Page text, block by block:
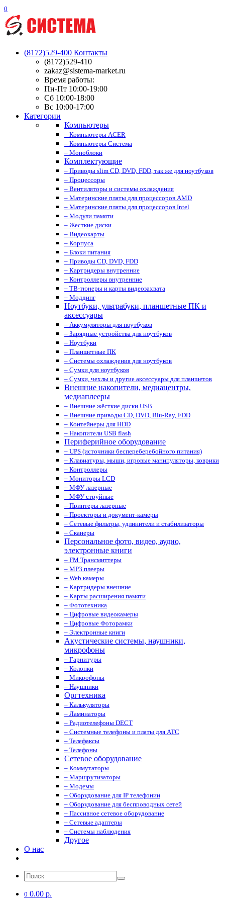
0
(8172)529-400 Контакты
(8172)529-410
zakaz@sistema-market.ru
Время работы:
Пн-Пт 10:00-19:00
Сб 10:00-18:00
Вс 10:00-17:00
Категории
Компьютеры
– Компьютеры ACER
– Компьютеры Система
– Моноблоки
Комплектующие
– Приводы slim CD, DVD, FDD, так же для ноутбуков
– Процессоры
– Вентиляторы и системы охлаждения
– Материнские платы для процессоров AMD
– Материнские платы для процессоров Intel
– Модули памяти
– Жесткие диски
– Видеокарты
– Корпуса
– Блоки питания
– Приводы CD, DVD, FDD
– Картридеры внутренние
– Контроллеры внутренние
– ТВ-тюнеры и карты видеозахвата
– Моддинг
Ноутбуки, ультрабуки, планшетные ПК и
аксессуары
– Аккумуляторы для ноутбуков
– Зарядные устройства для ноутбуков
– Ноутбуки
– Планшетные ПК
– Системы охлаждения для ноутбуков
– Сумки для ноутбуков
– Сумки, чехлы и другие аксессуары для планшетов
Внешние накопители, медиацентры,
медиаплееры
– Внешние жёсткие диски USB
– Внешние приводы CD, DVD, Blu-Ray, FDD
– Контейнеры для HDD
– Накопители USB flash
Периферийное оборудование
– UPS (источники беспереберебойного питания)
– Клавиатуры, мыши, игровые манипуляторы, коврики
– Контроллеры
– Мониторы LCD
– МФУ лазерные
– МФУ струйные
– Принтеры лазерные
– Проекторы и документ-камеры
– Сетевые фильтры, удлинители и стабилизаторы
– Сканеры
Персональное фото, видео, аудио,
электронные книги
– FM Трансмиттеры
– MP3 плееры
– Web камеры
– Картридеры внешние
– Карты расширения памяти
– Фототехника
– Цифровые видеокамеры
– Цифровые Фоторамки
– Электронные книги
Акустические системы, наушники,
микрофоны
– Гарнитуры
– Колонки
– Микрофоны
– Наушники
Оргтехника
– Калькуляторы
– Ламинаторы
– Радиотелефоны DECT
– Системные телефоны и платы для АТС
– Телефаксы
– Телефоны
Сетевое оборудование
– Коммутаторы
– Маршрутизаторы
– Модемы
– Оборудование для IP телефонии
– Оборудование для беспроводных сетей
– Пассивное сетевое оборудование
– Сетевые адаптеры
– Системы наблюдения
Другое
О нас
0 0.00 р.